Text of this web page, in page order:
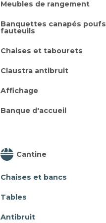
Meubles de rangement
Banquettes canapés poufs
fauteuils
Chaises et tabourets
Claustra antibruit
Affichage
Banque d'accueil
Cantine
Chaises et bancs
Tables
Antibruit
POUF TRAINGULAIRE - BLT
Plusieurs dimensions
A partir de 138,87 €
Ajouter au panier